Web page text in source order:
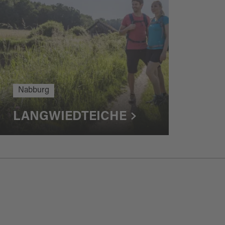
Nabburg
LANGWIEDTEICHE